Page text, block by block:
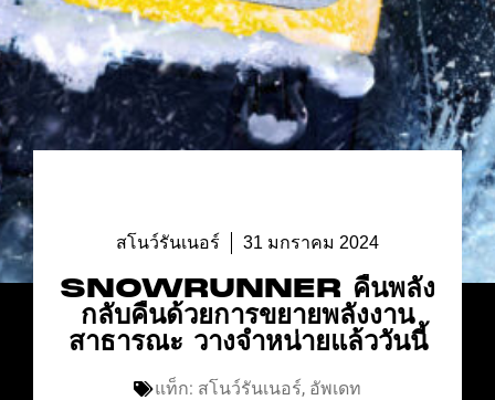
สโนว์รันเนอร์ 31 มกราคม 2024
SNOWRUNNER คืนพลัง
กลับคืนด้วยการขยายพลังงาน
สาธารณะ วางจำหน่ายแล้ววันนี้
แท็ก: สโนว์รันเนอร์, อัพเดท